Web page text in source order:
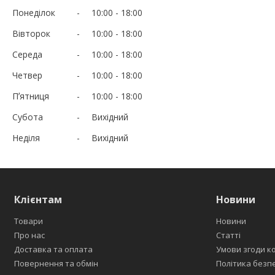
Понеділок 10:00
18:00
Вівторок
10:00
18:00
Середа
10:00
18:00
Четвер
10:00
18:00
Пʼятниця
10:00
18:00
Субота
Вихідний
Неділя
Вихідний
Клієнтам
Товари
Про нас
Доставка та оплата
Повернення та обмін
Новини
Новини
Статті
Умови згоди
Політика